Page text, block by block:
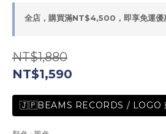
全店，購買滿NT$4,500，即享免運優
NT$1,880
NT$1,590
🇯🇵BEAMS RECORDS / LOGO